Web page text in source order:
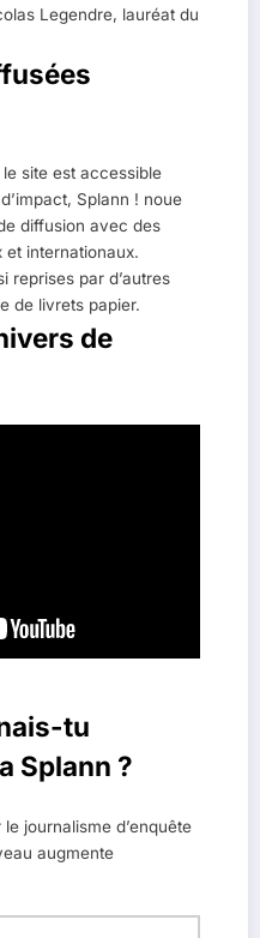
Legendre, lauréat du
site est accessible
Splann ! noue
diffusion avec des
et internationaux.
reprises par d’autres
de livrets papier.
de
tu
Splann ?
journalisme d’enquête
augmente